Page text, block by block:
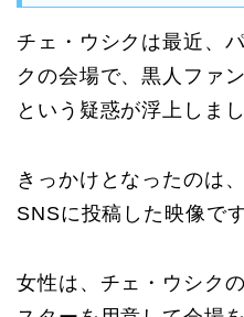
チェ・ウシクは最近、
クの会場で、黒人ファ
という疑惑が浮上しまし
きっかけとなったのは
SNSに投稿した映像です
女性は、チェ・ウシク